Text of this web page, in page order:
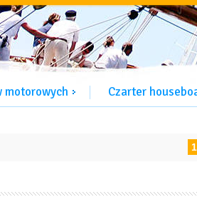
motorowych Czarter
1